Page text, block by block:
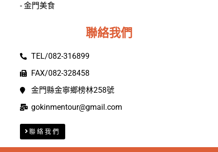
- 金門美食
聯絡我們
TEL/082-316899
FAX/082-328458
金門縣金寧鄉榜林258號
gokinmentour@gmail.com
聯絡我們